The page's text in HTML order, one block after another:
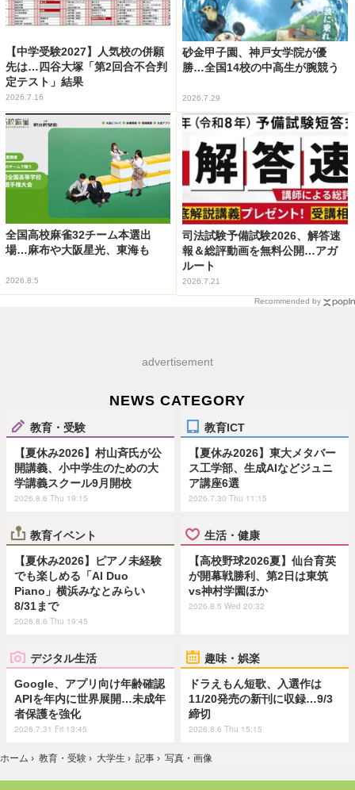
【中学受験2027】人気校の併願
先は…四谷大塚「第2回合不合判
定テスト」結果
2026.7.16
砂金甲子園、神戸女学院が優
勝…全国14校の中高生が腕競う
2026.7.29
全国高校麻雀32チーム本選出
場…麻布や大阪星光、東海も
2026.8.5
司法試験予備試験2026、解答速
報＆総評動画を無料公開…アガ
ルート
2026.7.21
Recommended by
advertisement
NEWS CATEGORY
教育・受験
【夏休み2026】村山斉氏が公
開講義、小中学生のための大
学講義スクール9月開校
2026.8.6 Thu 19:15
教育ICT
【夏休み2026】東大メタバー
ス工学部、生成AIなどジュニ
ア講座6選
2026.7.30 Thu 11:15
教育イベント
【夏休み2026】ピアノ未経験
でも楽しめる「AI Duo
Piano」横浜みなとみらい
8/31まで
2026.8.6 Thu 19:45
生活・健康
【高校野球2026夏】仙台育英
が開幕戦勝利、第2日は東筑
vs神村学園ほか
2026.8.5 Wed 20:32
デジタル生活
Google、アプリ向け年齢確認
APIを年内に世界展開…未成年
者保護を強化
2026.7.31 Fri 13:45
趣味・娯楽
ドラえもん短歌、入選作は
11/20発売の新刊に収録…9/3
締切
2026.8.6 Thu 15:15
ホーム › 教育・受験 › 大学生 › 記事 › 写真・画像